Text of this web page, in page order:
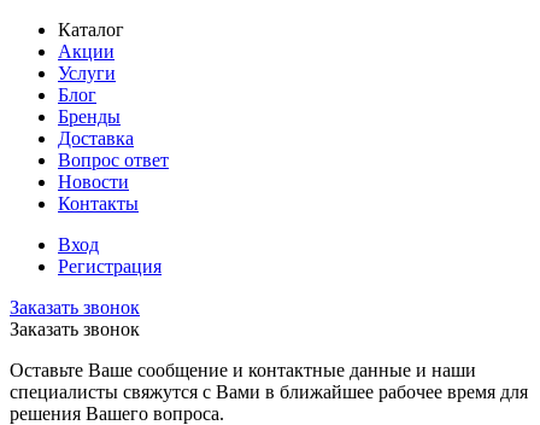
Каталог
Акции
Услуги
Блог
Бренды
Доставка
Вопрос ответ
Новости
Контакты
Вход
Регистрация
Заказать звонок
Заказать звонок
Оставьте Ваше сообщение и контактные данные и наши
специалисты свяжутся с Вами в ближайшее рабочее время для
решения Вашего вопроса.